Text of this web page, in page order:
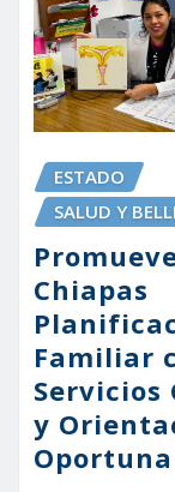
ESTADO
SALUD Y
Chiapas
Familiar
Servicios
y
Oportuna